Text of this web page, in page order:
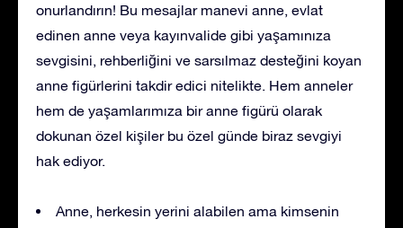
onurlandırın! Bu mesajlar manevi anne, evlat
edinen anne veya kayınvalide gibi yaşamınıza
sevgisini, rehberliğini ve sarsılmaz desteğini koyan
anne figürlerini takdir edici nitelikte. Hem anneler
hem de yaşamlarımıza bir anne figürü olarak
dokunan özel kişiler bu özel günde biraz sevgiyi
hak ediyor.
Anne, herkesin yerini alabilen ama kimsenin